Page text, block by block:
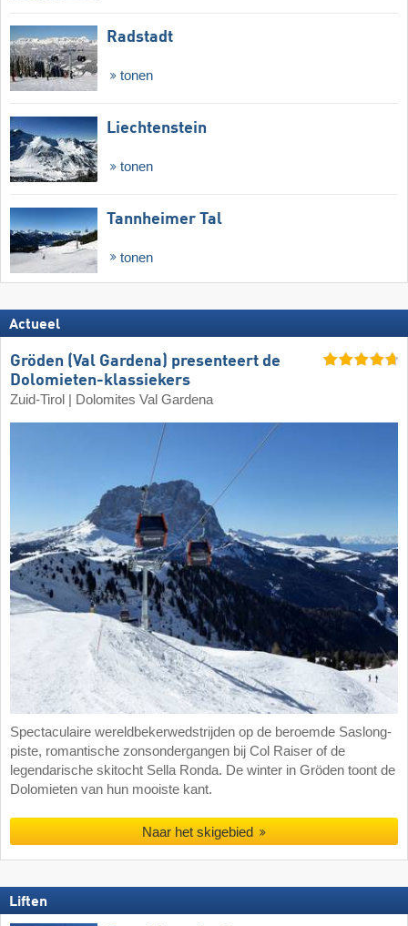
Radstadt
tonen
Liechtenstein
tonen
Tannheimer Tal
tonen
Actueel
Gröden (Val Gardena) presenteert de
Dolomieten-klassiekers
Zuid-Tirol | Dolomites Val Gardena
Spectaculaire wereldbekerwedstrijden op de beroemde Saslong-
piste, romantische zonsondergangen bij Col Raiser of de
legendarische skitocht Sella Ronda. De winter in Gröden toont de
Dolomieten van hun mooiste kant.
Naar het skigebied
Liften